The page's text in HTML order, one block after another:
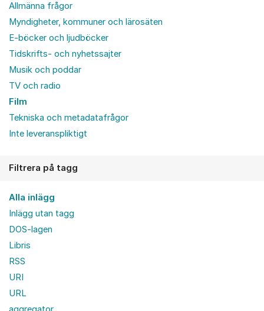
Allmänna frågor
Myndigheter, kommuner och lärosäten
E-böcker och ljudböcker
Tidskrifts- och nyhetssajter
Musik och poddar
TV och radio
Film
Tekniska och metadatafrågor
Inte leveranspliktigt
Filtrera på tagg
Alla inlägg
Inlägg utan tagg
DOS-lagen
Libris
RSS
URI
URL